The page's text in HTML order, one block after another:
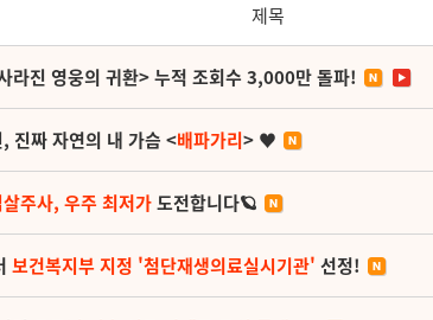
제목
라진 영웅의 귀환> 누적 조회수 3,000만 돌파!
진짜 자연의 내 가슴 <배파가리> ♥
주사, 우주 최저가도전합니다🪐
보건복지부 지정 '첨단재생의료실시기관' 선정!